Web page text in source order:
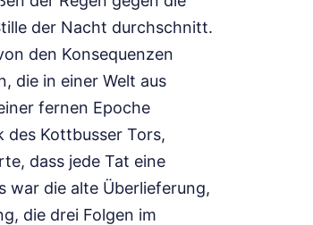
der Nacht durchschnitt.
den Konsequenzen
die in einer Welt aus
fernen Epoche
Kottbusser Tors,
dass jede Tat eine
war die alte Überlieferung,
die drei Folgen im